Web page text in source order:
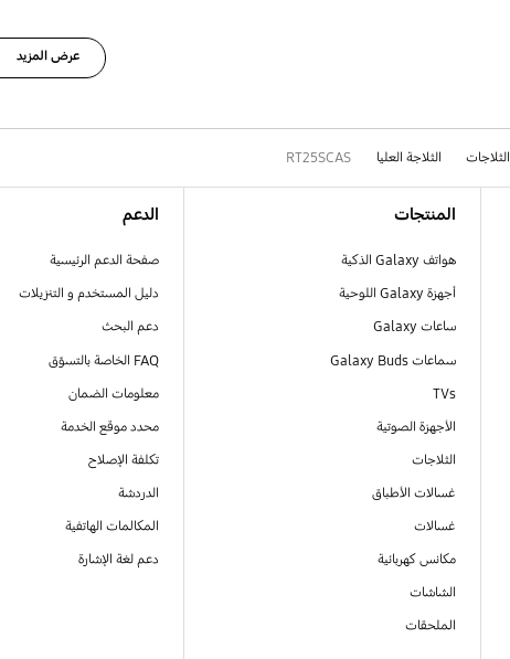
عرض المزيد
الثلاجات الثلاجة العليا RT25SCAS
المنتجات
هواتف Galaxy الذكية
أجهزة Galaxy اللوحية
ساعات Galaxy
سماعات Galaxy Buds
TVs
الأجهزة الصوتية
الثلاجات
غسالات الأطباق
غسالات
مكانس كهربائية
الشاشات
الملحقات
الدعم
صفحة الدعم الرئيسية
دليل المستخدم و التنزيلات
دعم البحث
FAQ الخاصة بالتسوّق
معلومات الضمان
محدد موقع الخدمة
تكلفة الإصلاح
الدردشة
المكالمات الهاتفية
دعم لغة الإشارة